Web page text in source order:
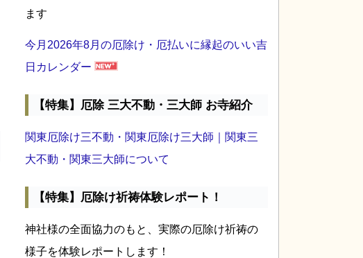
ます
今月2026年8月の厄除け・厄払いに縁起のいい吉
日カレンダー
【特集】厄除 三大不動・三大師 お寺紹介
関東厄除け三不動・関東厄除け三大師｜関東三
大不動・関東三大師について
【特集】厄除け祈祷体験レポート！
神社様の全面協力のもと、実際の厄除け祈祷の
様子を体験レポートします！